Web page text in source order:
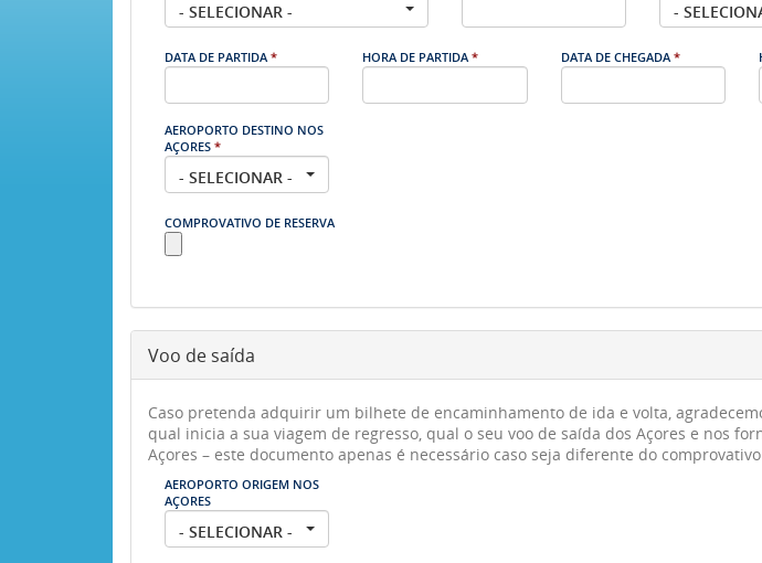
- SELECIONAR - -
DATA DE PARTIDA* HORA DE PARTIDA* DATA DE CHEGADA*
AEROPORTO DESTINO NOS
AÇORES *
- SELECIONAR -
COMPROVATIVO DE RESERVA
Voo de saída
Caso pretenda adquirir um bilhete de encaminhamento de ida e volta,
qual inicia a sua viagem de regresso, qual o seu voo de saída dos Açores e nos
Açores – este documento apenas é necessário caso seja diferente do
AEROPORTO ORIGEM NOS
AÇORES
- SELECIONAR -